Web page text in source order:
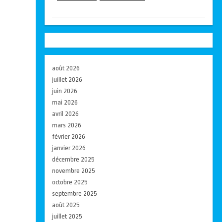
août 2026
juillet 2026
juin 2026
mai 2026
avril 2026
mars 2026
février 2026
janvier 2026
décembre 2025
novembre 2025
octobre 2025
septembre 2025
août 2025
juillet 2025